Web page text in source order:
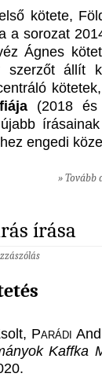
kötete,
a sorozat
Ágnes
szerzőt állít
(2018 és
engedi
» Tovább
írása
Parádi
Kaffka